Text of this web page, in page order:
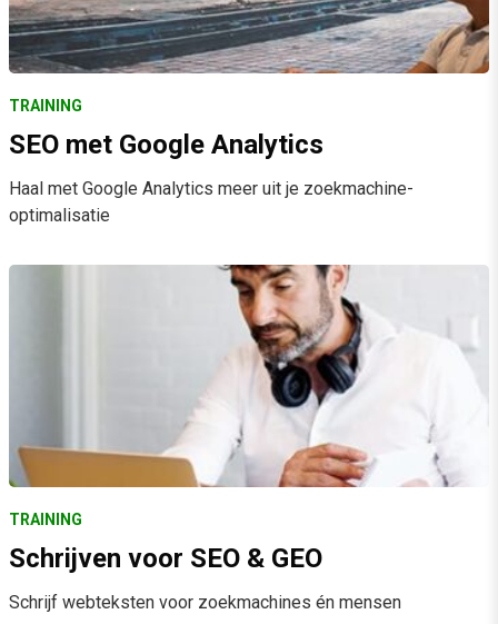
TRAINING
SEO met Google Analytics
Haal met Google Analytics meer uit je zoekmachine-
optimalisatie
TRAINING
Schrijven voor SEO & GEO
Schrijf webteksten voor zoekmachines én mensen